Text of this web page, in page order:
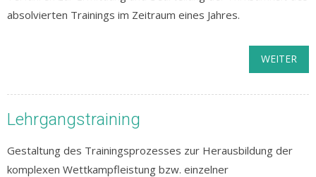
absolvierten Trainings im Zeitraum eines Jahres.
WEITER
Lehrgangstraining
Gestaltung des Trainingsprozesses zur Herausbildung der
komplexen Wettkampfleistung bzw. einzelner